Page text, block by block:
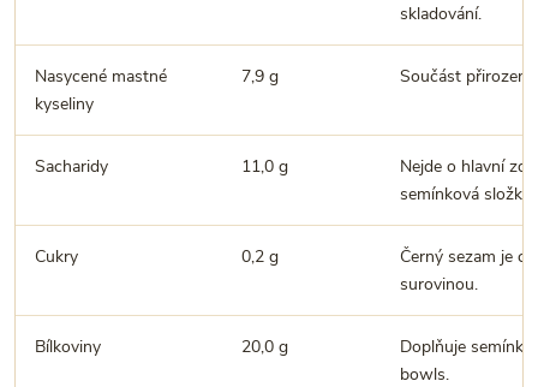
skladování.
Nasycené mastné
kyseliny
7,9 g Součást
Sacharidy 11,0 g
Nejde o hlavní
semínková složka.
Cukry 0,2 g
Černý sezam je
surovinou.
Bílkoviny 20,0 g
Doplňuje
bowls.